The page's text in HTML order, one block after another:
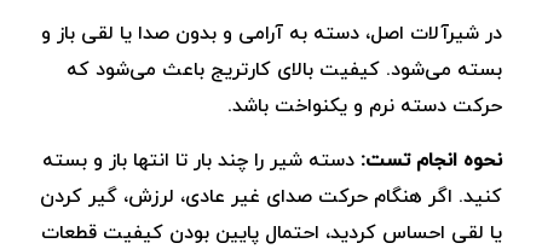
در شیرآلات اصل، دسته به ‌آرامی و بدون صدا یا لقی باز و
بسته می‌شود. کیفیت بالای کارتریج باعث می‌شود که
حرکت دسته نرم و یکنواخت باشد.
نحوه انجام تست: دسته شیر را چند بار تا انتها باز و بسته
کنید. اگر هنگام حرکت صدای غیر عادی، لرزش، گیر کردن
یا لقی احساس کردید، احتمال پایین بودن کیفیت قطعات